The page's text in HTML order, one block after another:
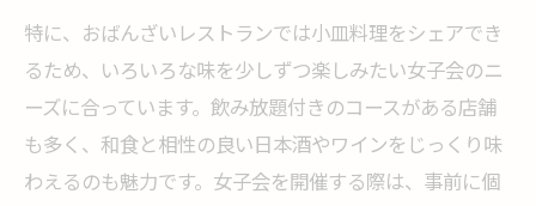
特に、おばんざいレストランでは小皿料理をシェアでき
るため、いろいろな味を少しずつ楽しみたい女子会のニ
ーズに合っています。飲み放題付きのコースがある店舗
も多く、和食と相性の良い日本酒やワインをじっくり味
わえるのも魅力です。女子会を開催する際は、事前に個